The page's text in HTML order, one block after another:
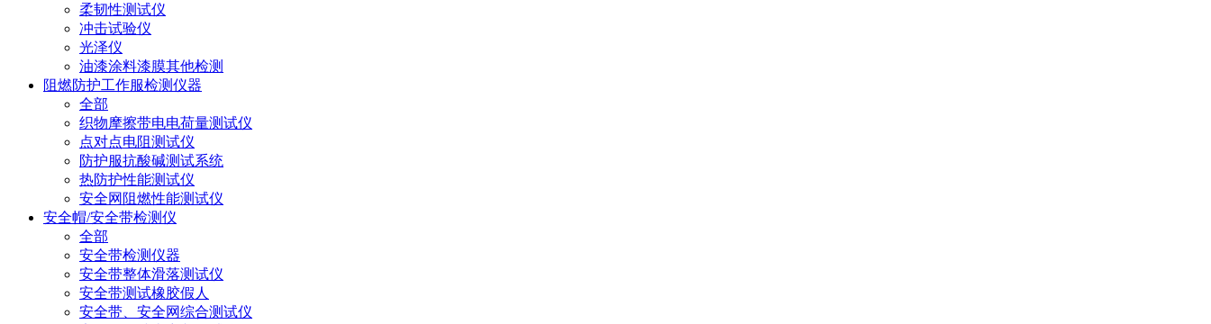
柔韧性测试仪
冲击试验仪
光泽仪
油漆涂料漆膜其他检测
阻燃防护工作服检测仪器
全部
织物摩擦带电电荷量测试仪
点对点电阻测试仪
防护服抗酸碱测试系统
热防护性能测试仪
安全网阻燃性能测试仪
安全帽/安全带检测仪
全部
安全带检测仪器
安全带整体滑落测试仪
安全带测试橡胶假人
安全带、安全网综合测试仪